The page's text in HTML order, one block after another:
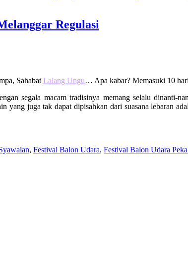
Regulasi
Sahabat Lalang Ungu… Apa kabar? Memasuki 10
segala macam tradisinya memang selalu dinanti-
juga tak dapat dipisahkan dari suasana lebaran
, Festival Balon Udara, Festival Balon Udara